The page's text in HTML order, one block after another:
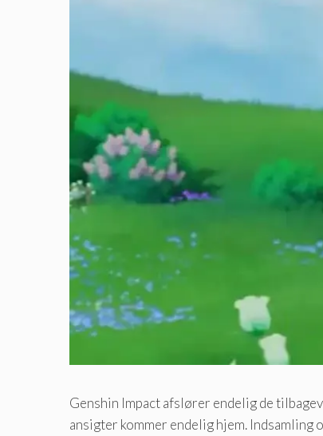
Genshin Impact afslører endelig de
ansigter kommer endelig hjem.